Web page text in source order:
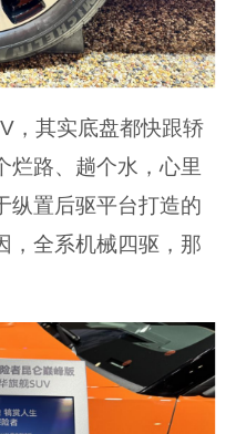
，其实底盘都快跟轿
烂路、趟个水，心里
纵置后驱平台打造的
，全系机械四驱，那